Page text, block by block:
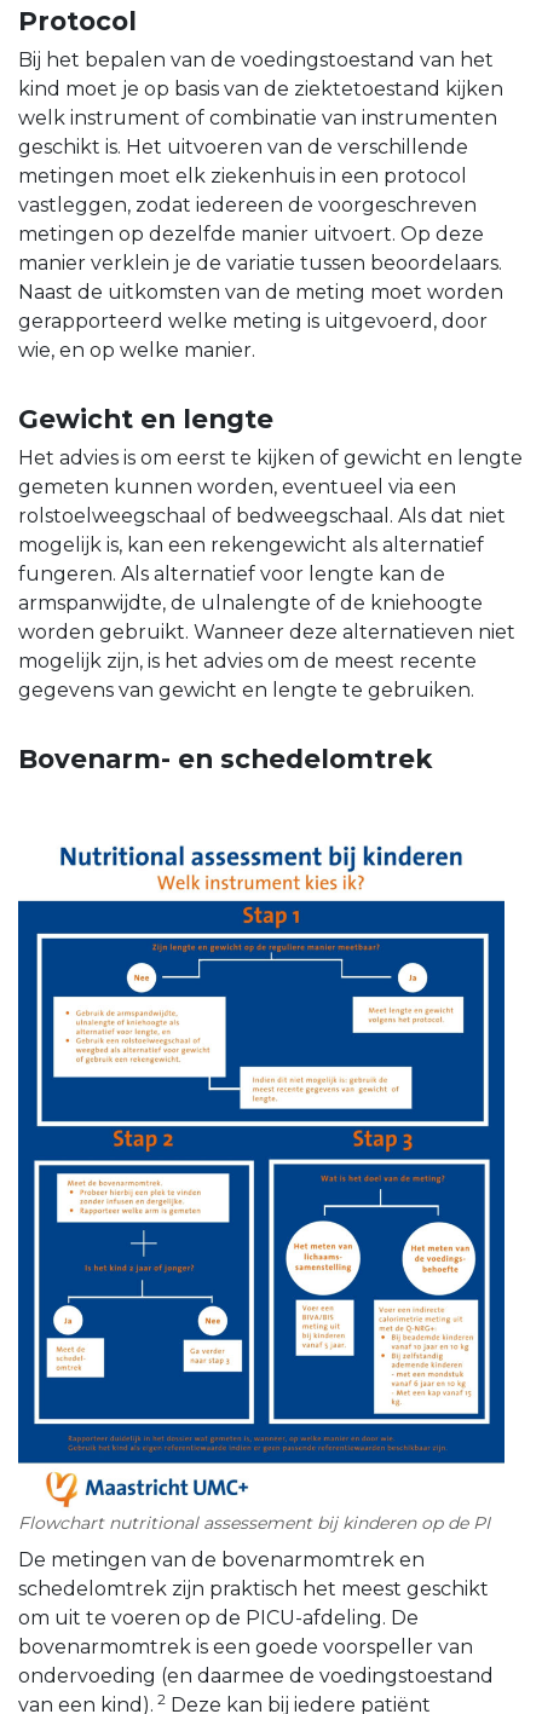
Protocol
Bij het bepalen van de voedingstoestand van het
kind moet je op basis van de ziektetoestand kijken
welk instrument of combinatie van instrumenten
geschikt is. Het uitvoeren van de verschillende
metingen moet elk ziekenhuis in een protocol
vastleggen, zodat iedereen de voorgeschreven
metingen op dezelfde manier uitvoert. Op deze
manier verklein je de variatie tussen beoordelaars.
Naast de uitkomsten van de meting moet worden
gerapporteerd welke meting is uitgevoerd, door
wie, en op welke manier.
Gewicht en lengte
Het advies is om eerst te kijken of gewicht en lengte
gemeten kunnen worden, eventueel via een
rolstoelweegschaal of bedweegschaal. Als dat niet
mogelijk is, kan een rekengewicht als alternatief
fungeren. Als alternatief voor lengte kan de
armspanwijdte, de ulnalengte of de kniehoogte
worden gebruikt. Wanneer deze alternatieven niet
mogelijk zijn, is het advies om de meest recente
gegevens van gewicht en lengte te gebruiken.
Bovenarm- en schedelomtrek
Flowchart nutritional assessement bij kinderen op de PI
De metingen van de bovenarmomtrek en
schedelomtrek zijn praktisch het meest geschikt
om uit te voeren op de PICU-afdeling. De
bovenarmomtrek is een goede voorspeller van
ondervoeding (en daarmee de voedingstoestand
van een kind). 2 Deze kan bij iedere patiënt